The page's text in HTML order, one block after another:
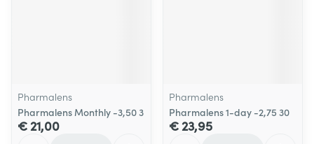
Pharmalens
Pharmalens Monthly -3,50 3
€ 21,00
Pharmalens
Pharmalens 1-day -2,75 30
€ 23,95